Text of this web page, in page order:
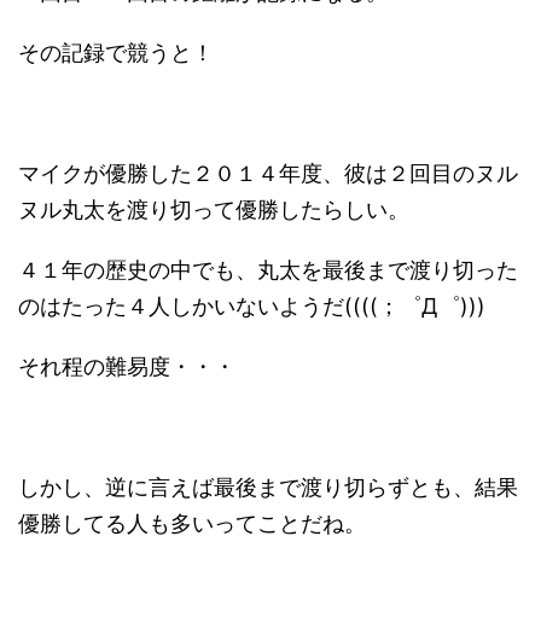
その記録で競うと！
マイクが優勝した２０１４年度、彼は２回目のヌル
ヌル丸太を渡り切って優勝したらしい。
４１年の歴史の中でも、丸太を最後まで渡り切った
のはたった４人しかいないようだ((((；゜Д゜)))
それ程の難易度・・・
しかし、逆に言えば最後まで渡り切らずとも、結果
優勝してる人も多いってことだね。